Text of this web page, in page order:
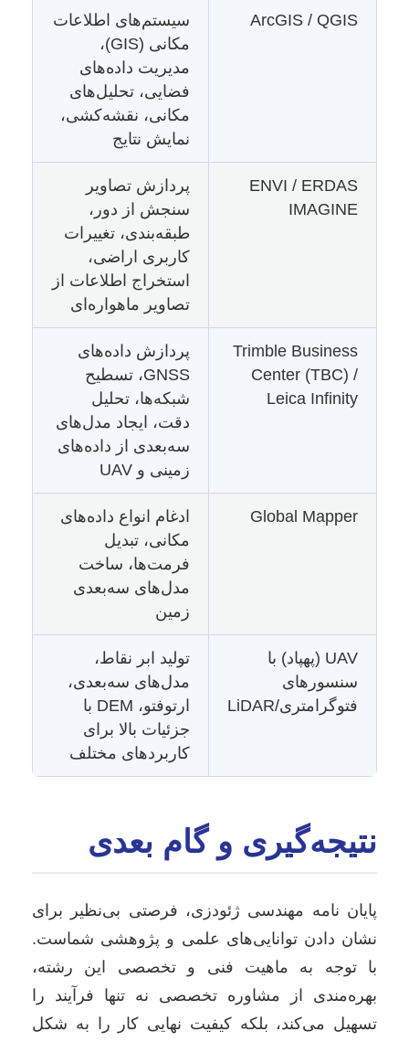
ArcGIS / QGIS
سیستم‌های اطلاعات
مکانی (GIS)،
مدیریت داده‌های
فضایی، تحلیل‌های
مکانی، نقشه‌کشی،
نمایش نتایج
ENVI / ERDAS
IMAGINE
پردازش تصاویر
سنجش از دور،
طبقه‌بندی، تغییرات
کاربری اراضی،
استخراج اطلاعات از
تصاویر ماهواره‌ای
Trimble Business
Center (TBC) /
Leica Infinity
پردازش داده‌های
GNSS، تسطیح
شبکه‌ها، تحلیل
دقت، ایجاد مدل‌های
سه‌بعدی از داده‌های
زمینی و UAV
Global Mapper
ادغام انواع داده‌های
مکانی، تبدیل
فرمت‌ها، ساخت
مدل‌های سه‌بعدی
زمین
UAV (پهپاد) با
سنسورهای
فتوگرامتری/LiDAR
تولید ابر نقاط،
مدل‌های سه‌بعدی،
ارتوفتو، DEM با
جزئیات بالا برای
کاربردهای مختلف
نتیجه‌گیری و گام بعدی
پایان نامه مهندسی ژئودزی، فرصتی بی‌نظیر برای
نشان دادن توانایی‌های علمی و پژوهشی شماست.
با توجه به ماهیت فنی و تخصصی این رشته،
بهره‌مندی از مشاوره تخصصی نه تنها فرآیند را
تسهیل می‌کند، بلکه کیفیت نهایی کار را به شکل